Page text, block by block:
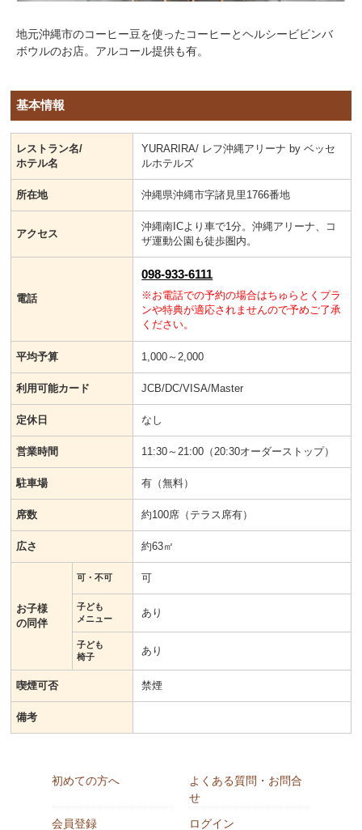
地元沖縄市のコーヒー豆を使ったコーヒーとヘルシービビンバ
ボウルのお店。アルコール提供も有。
基本情報
レストラン名/
ホテル名
YURARIRA/ レフ沖縄アリーナ by ベッセ
ルホテルズ
所在地 沖縄県沖縄市字諸見里1766番地
アクセス
沖縄南ICより車で1分。沖縄アリーナ、コ
ザ運動公園も徒歩圏内。
電話
098-933-6111
※お電話での予約の場合はちゅらとくプラ
ンや特典が適応されませんので予めご了承
ください。
平均予算 1,000～2,000
利用可能カード JCB/DC/VISA/Master
定休日 なし
営業時間 11:30～21:00（20:30オーダーストップ）
駐車場 有（無料）
席数 約100席（テラス席有）
広さ 約63㎡
お子様
の同伴
可・不可 可
子ども
メニュー
あり
子ども
椅子
あり
喫煙可否 禁煙
備考
初めての方へ
よくある質問・お問合
せ
会員登録
ログイン